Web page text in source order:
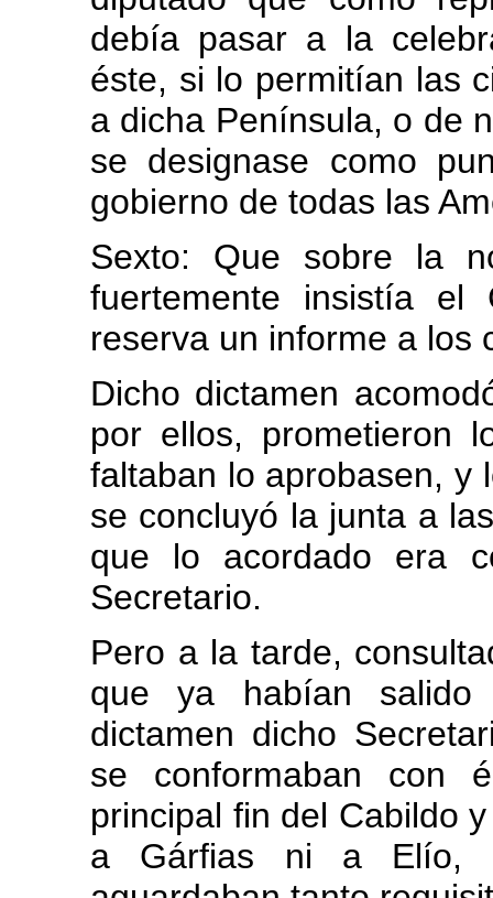
debía pasar a la
éste, si lo permitían las
a dicha Península, o de
se designase como
gobierno de todas las
Sexto: Que sobre la
fuertemente insistía el
reserva un informe a los
Dicho dictamen
por ellos, prometieron
faltaban lo aprobasen, y
se concluyó la junta a
que lo acordado era
Secretario.
Pero a la tarde,
que ya habían
dictamen dicho
se conformaban con
principal fin del Cabildo
a Gárfias ni a Elío,